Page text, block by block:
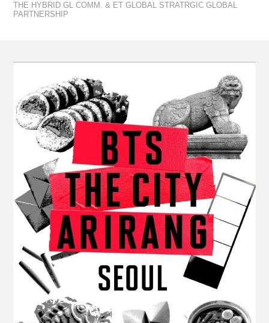
THE HYBRID GL COMM. & ET GLOBAL STRATRGIC GLOBAL
PARTNERSHIP